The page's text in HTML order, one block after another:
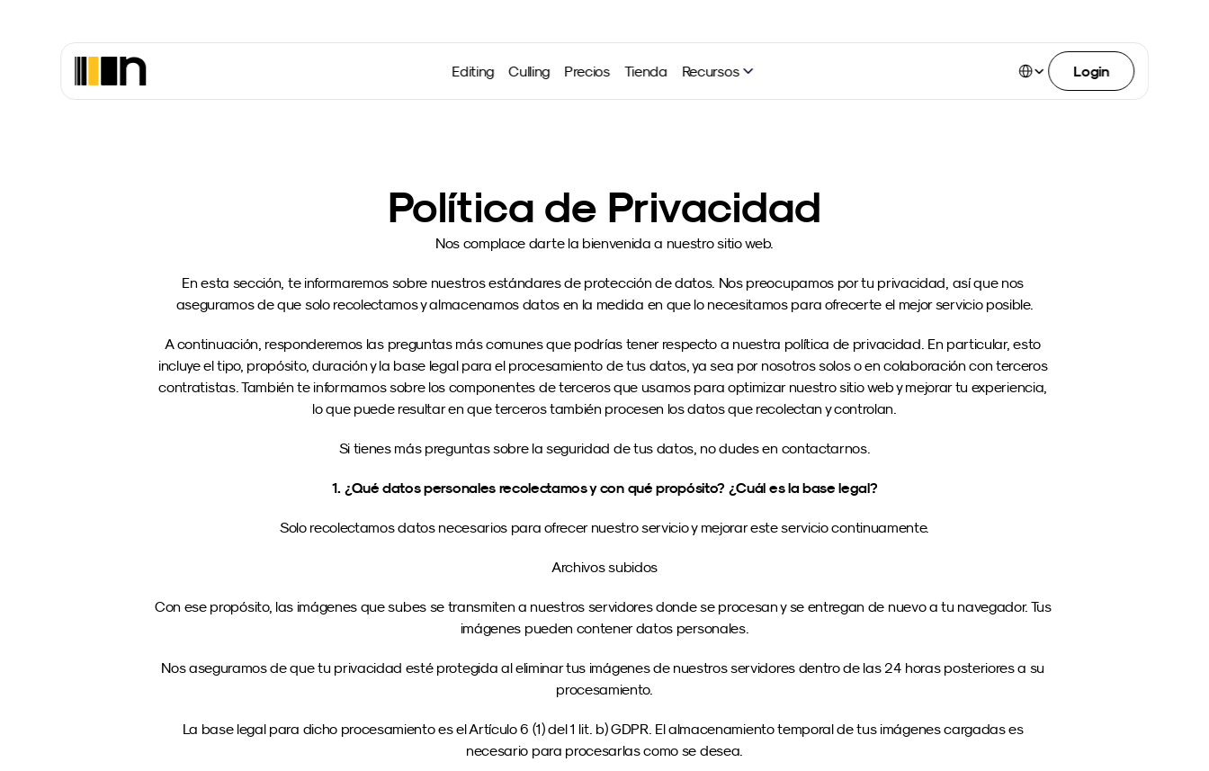
Política de Privacidad
Nos complace darte la bienvenida a nuestro sitio web.
En esta sección, te informaremos sobre nuestros estándares de protección de datos. Nos preocupamos por tu privacidad, así que nos
aseguramos de que solo recolectamos y almacenamos datos en la medida en que lo necesitamos para ofrecerte el mejor servicio posible.
A continuación, responderemos las preguntas más comunes que podrías tener respecto a nuestra política de privacidad. En particular, esto
incluye el tipo, propósito, duración y la base legal para el procesamiento de tus datos, ya sea por nosotros solos o en colaboración con terceros
contratistas. También te informamos sobre los componentes de terceros que usamos para optimizar nuestro sitio web y mejorar tu experiencia,
lo que puede resultar en que terceros también procesen los datos que recolectan y controlan.
Si tienes más preguntas sobre la seguridad de tus datos, no dudes en contactarnos.
1. ¿Qué datos personales recolectamos y con qué propósito? ¿Cuál es la base legal?
Solo recolectamos datos necesarios para ofrecer nuestro servicio y mejorar este servicio continuamente.
Archivos subidos
Con ese propósito, las imágenes que subes se transmiten a nuestros servidores donde se procesan y se entregan de nuevo a tu navegador. Tus
imágenes pueden contener datos personales.
Nos aseguramos de que tu privacidad esté protegida al eliminar tus imágenes de nuestros servidores dentro de las 24 horas posteriores a su
procesamiento.
La base legal para dicho procesamiento es el Artículo 6 (1) del 1 lit. b) GDPR. El almacenamiento temporal de tus imágenes cargadas es
necesario para procesarlas como se desea.
Editing Culling Precios Tienda Recursos
Select Language
Login